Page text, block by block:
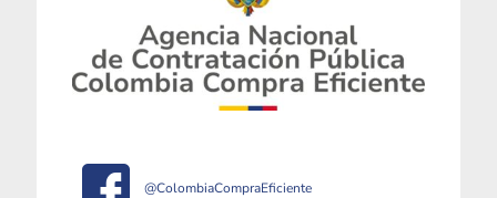
@ColombiaCompraEficiente